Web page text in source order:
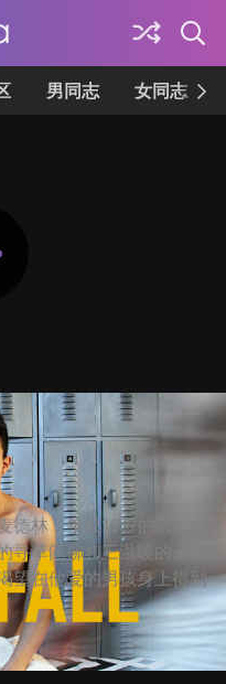
男同志 女同志
林，年仅16岁的宏尼以
草问柳和三温暖的速战
望在他爱的男孩身上得到